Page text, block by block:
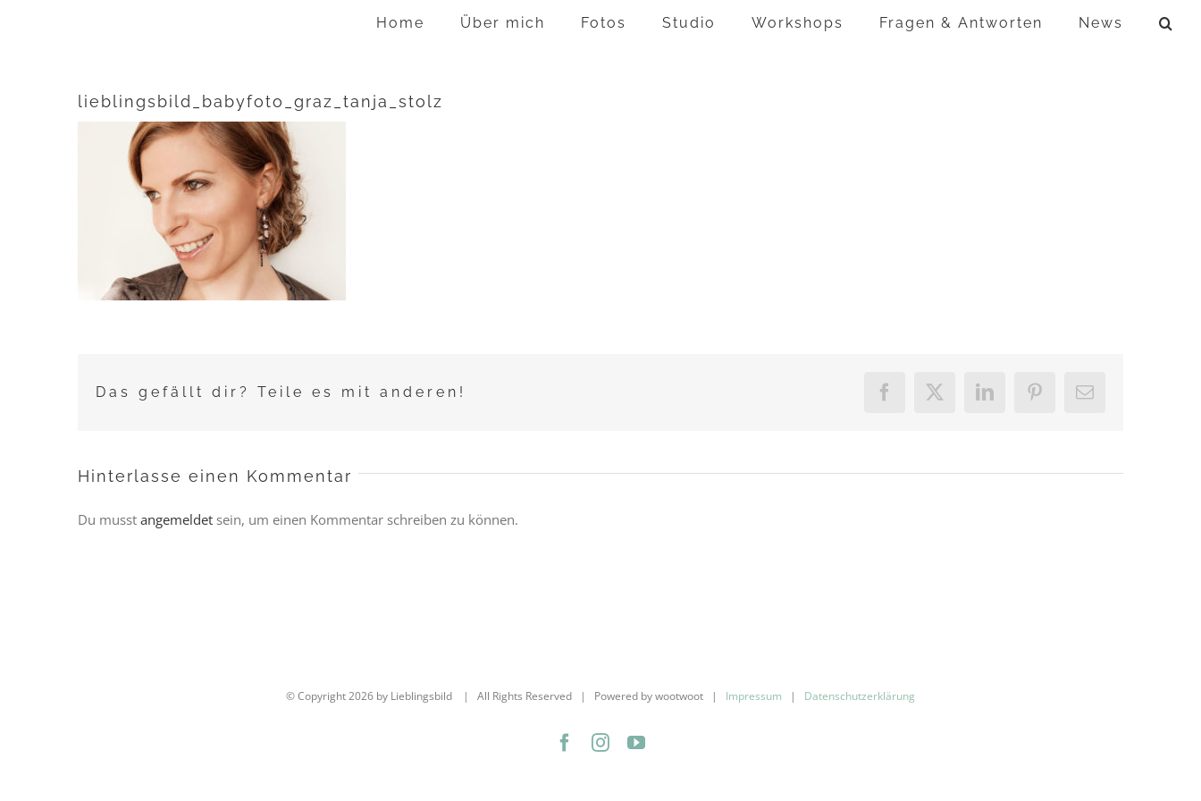
Home Über mich Fotos Studio Workshops Fragen & Antworten News
lieblingsbild_babyfoto_graz_tanja_stolz
Das gefällt dir? Teile es mit anderen! Facebook
X LinkedInPinterest
E-
Hinterlasse einen Kommentar
Du musst angemeldet sein, um einen Kommentar schreiben zu können.
© Copyright2026 by Lieblingsbild | All Rights Reserved | Powered by wootwoot | Impressum | Datenschutzerklärung
Facebook
InstagramYouTube